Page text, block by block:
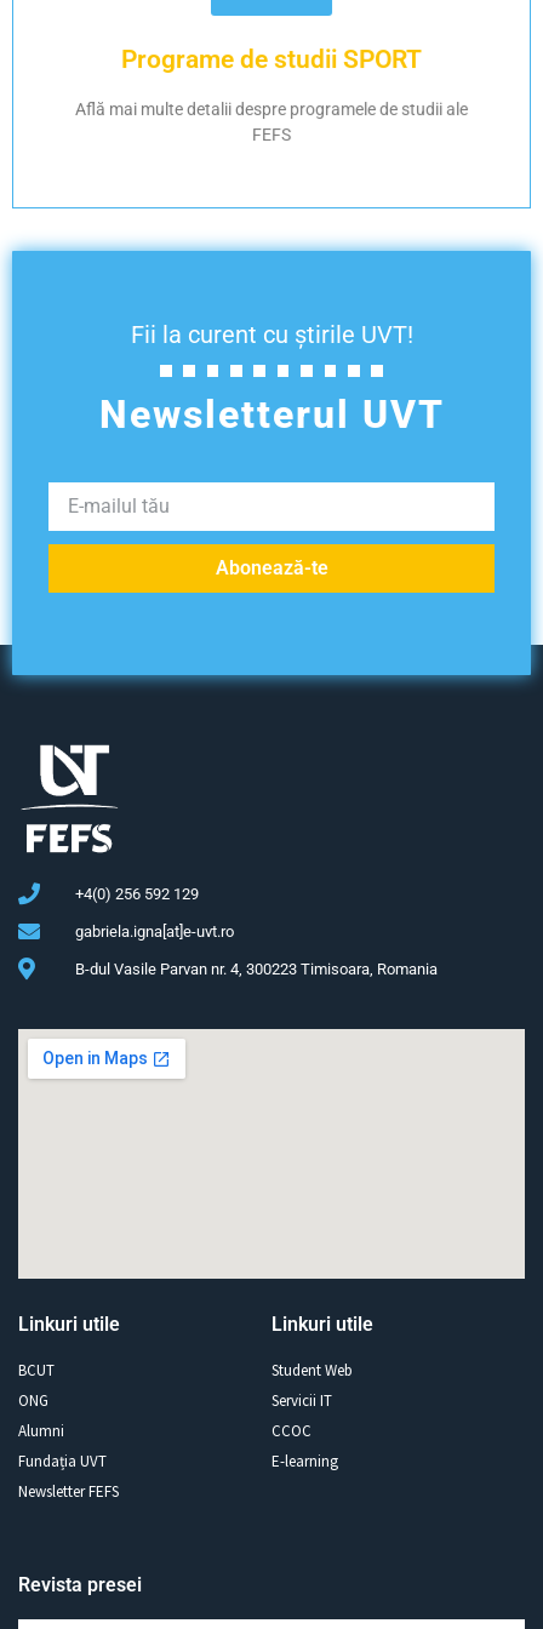
Programe de studii SPORT
Află mai multe detalii despre programele de studii ale
FEFS
Află mai multe
Fii la curent cu știrile UVT!
Newsletterul UVT
Abonează-te
+4(0) 256 592 129
gabriela.igna[at]e-uvt.ro
B-dul Vasile Parvan nr. 4, 300223 Timisoara, Romania
Linkuri utile
BCUT
ONG
Alumni
Fundația UVT
Newsletter FEFS
Linkuri utile
Student Web
Servicii IT
CCOC
E-learning
Revista presei